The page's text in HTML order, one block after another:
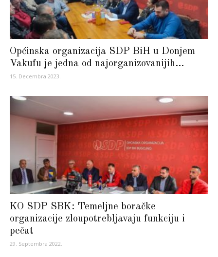
Općinska organizacija SDP BiH u Donjem
Vakufu je jedna od najorganizovanijih...
15. Decembra 2023.
KO SDP SBK: Temeljne boračke
organizacije zloupotrebljavaju funkciju i
pečat
29. Septembra 2022.